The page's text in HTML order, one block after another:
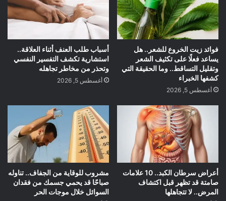
فوائد زيت الخروع للشعر.. هل
يساعد فعلًا على تكثيف الشعر
وتقليل التساقط.. وما الحقيقة التي
كشفها الخبراء
أغسطس 5, 2026
أسباب طلب العنف أثناء العلاقة..
استشارية تكشف التفسير النفسي
وتحذر من مخاطر تجاهله
أغسطس 5, 2026
أعراض سرطان الكبد.. 10 علامات
صامتة قد تظهر قبل اكتشاف
المرض.. لا تتجاهلها
مشروب للوقاية من الجفاف.. تناوله
صباحًا قد يحمي جسمك من فقدان
السوائل خلال موجات الحر